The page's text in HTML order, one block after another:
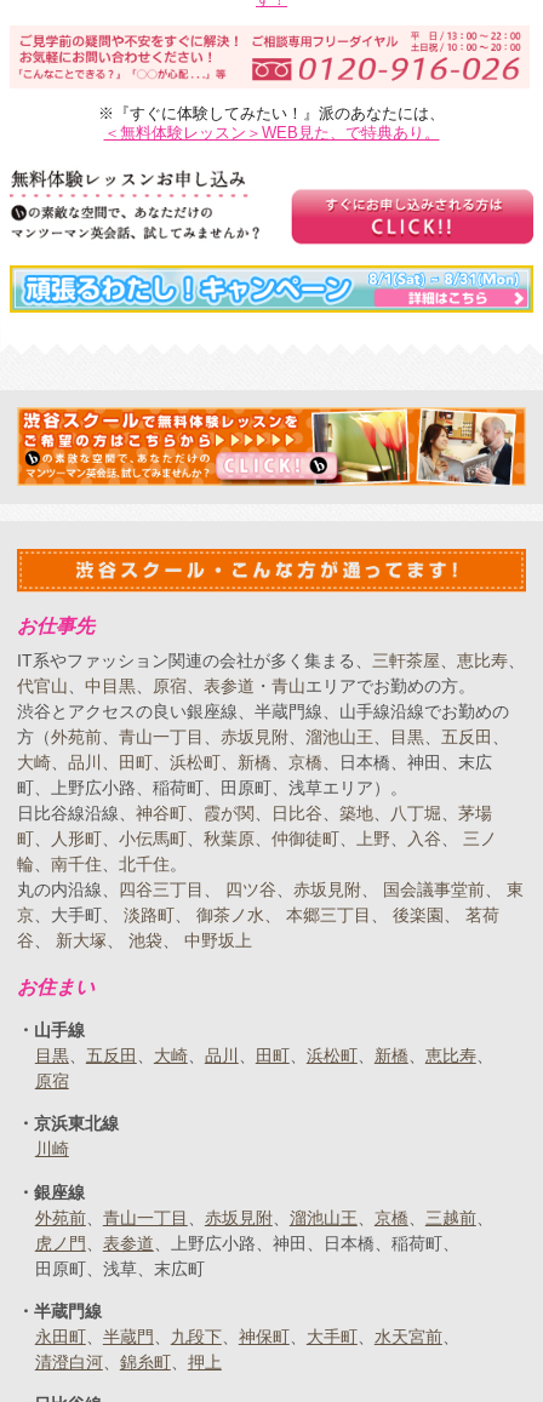
※『すぐに体験してみたい！』派のあなたには、
＜無料体験レッスン＞WEB見た、で特典あり。
お仕事先
IT系やファッション関連の会社が多く集まる、 三軒茶屋 、恵比寿
代官山 、中目黒 原宿 、表参道 ・青山エリアでお勤めの方。
渋谷とアクセスの良い銀座線、半蔵門線、山手線沿線でお勤めの
方（外苑前 、青山一丁目 、赤坂見附 、溜池山王 目黒 五反田
大崎 、品川 田町 、浜松町 新橋 、京橋 、日本橋、神田、末広
町、上野広小路、稲荷町、田原町、浅草エリア）。
日比谷線沿線、神谷町 霞が関 日比谷 、築地 八丁堀 、茅場
町
人形町 、小伝馬町 、秋葉原 、仲御徒町 上野 入谷
三ノ
輪 、南千住 、北千住。
丸の内沿線、 四谷三丁目 四ツ谷 、赤坂見附 国会議事堂前 、東
京 、大手町、淡路町 、御茶ノ水 、本郷三丁目 、後楽園 、茗荷
谷
新大塚 、池袋 、中野坂上
お住まい
山手線
目黒
五反田 大崎 品川 田町 浜松町 新橋
恵比寿
原宿
京浜東北線
川崎
銀座線
外苑前
青山一丁目 赤坂見附 溜池山王 京橋
三越前
虎ノ門
表参道 上野広小路 神田 日本橋
稲荷町
田原町
浅草 末広町
半蔵門線
永田町
半蔵門 九段下 神保町 大手町
水天宮前
清澄白河
錦糸町 押上